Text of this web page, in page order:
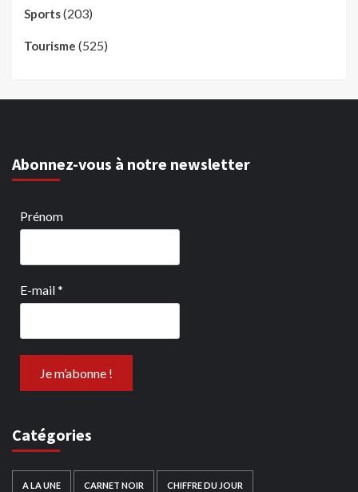
Sports(203)
Tourisme (525)
Abonnez-vous à notre newsletter
Prénom
E-mail*
Catégories
A LA UNE CARNET NOIR CHIFFRE DU JOUR